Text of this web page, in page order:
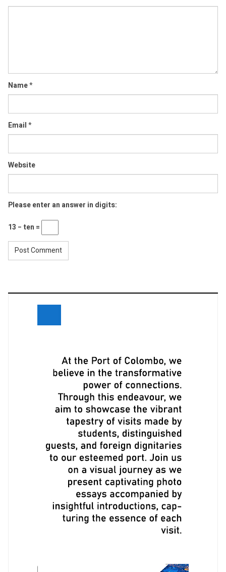
Name*
Email*
Website
Please enter an answer in digits:
13 − ten =